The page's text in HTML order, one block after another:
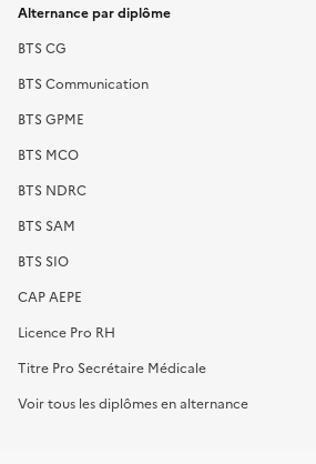
Alternance par diplôme
BTS CG
BTS Communication
BTS GPME
BTS MCO
BTS NDRC
BTS SAM
BTS SIO
CAP AEPE
Licence Pro RH
Titre Pro Secrétaire Médicale
Voir tous les diplômes en alternance